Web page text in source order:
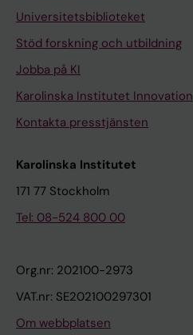
Universitetsbiblioteket
Stöd forskning och utbildning
Jobba på KI
Karolinska Institutet Innovation
Kontakta presstjänsten
Karolinska Institutet
171 77 Stockholm
Tel: 08-524 800 00
Org.nr: 202100-2973
VAT.nr: SE202100297301
Om webbplatsen